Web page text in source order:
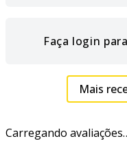
Faça login
Mais
Carregando